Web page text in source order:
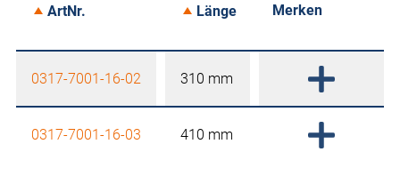
ArtNr. Länge Merken
0317-7001-16-02 310 mm
0317-7001-16-03 410 mm